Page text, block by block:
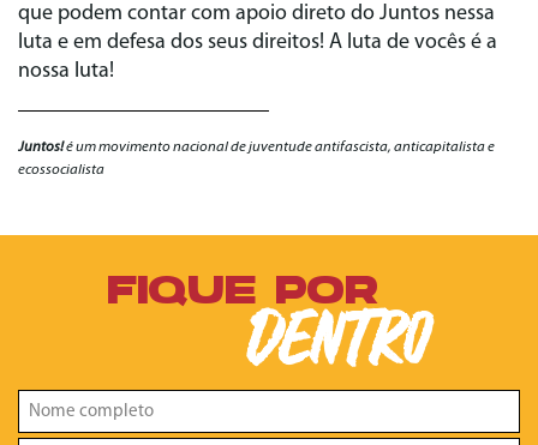
que podem contar com apoio direto do Juntos nessa
luta e em defesa dos seus direitos! A luta de vocês é a
nossa luta!
Juntos!é um movimento nacional de juventude antifascista, anticapitalista e
ecossocialista
FIQUE POR
DENTRO